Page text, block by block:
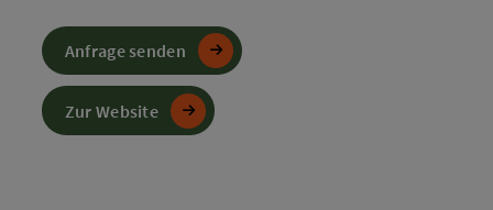
Anfrage senden
Zur Website